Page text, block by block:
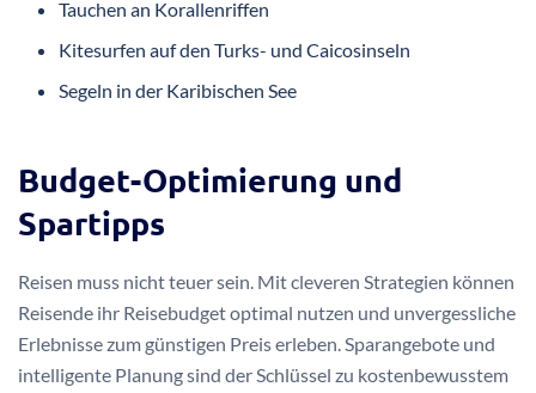
Tauchen an Korallenriffen
Kitesurfen auf den Turks- und Caicosinseln
Segeln in der Karibischen See
Budget-Optimierung und
Spartipps
Reisen muss nicht teuer sein. Mit cleveren Strategien können
Reisende ihr Reisebudget optimal nutzen und unvergessliche
Erlebnisse zum günstigen Preis erleben. Sparangebote und
intelligente Planung sind der Schlüssel zu kostenbewusstem